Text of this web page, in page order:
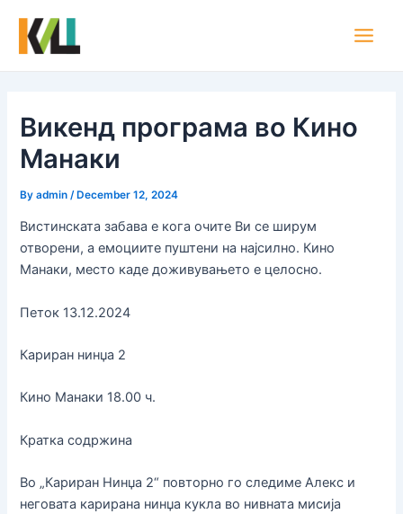
content
Викенд програма во Кино
Манаки
Byadmin /December 12, 2024
Вистинската забава е кога очите Ви се ширум
отворени, а емоциите пуштени на најсилно. Кино
Манаки, место каде доживувањето е целосно.
Петок 13.12.2024
Кариран нинџа 2
Кино Манаки 18.00 ч.
Кратка содржина
Во „Кариран Нинџа 2“ повторно го следиме Алекс и
неговата карирана нинџа кукла во нивната мисија
navigation